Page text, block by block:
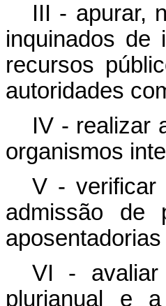
III - apurar,
inquinados de
recursos
autoridades
IV - realizar
organismos
V - verificar
admissão de
VI - avaliar
plurianual e